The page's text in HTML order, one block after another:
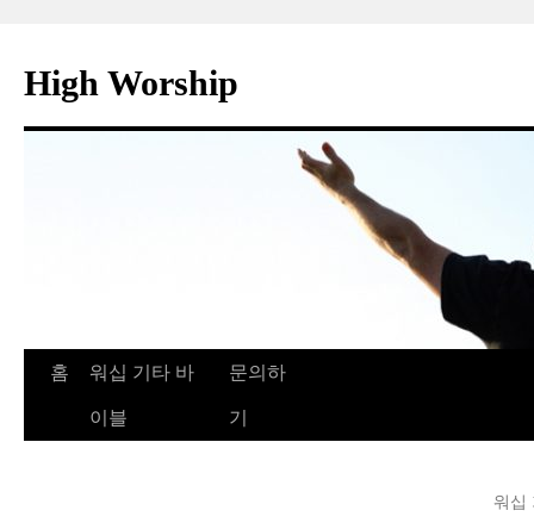
츠
로
High Worship
홈 워십 기타 바
이블
문의하
기
워십